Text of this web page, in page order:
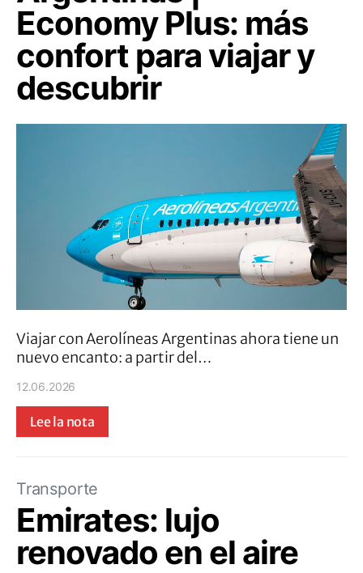
Economy Plus: más
confort para viajar y
descubrir
Viajar con Aerolíneas Argentinas ahora tiene un
nuevo encanto: a partir del…
12.06.2026
Lee la nota
Transporte
Emirates: lujo
renovado en el aire